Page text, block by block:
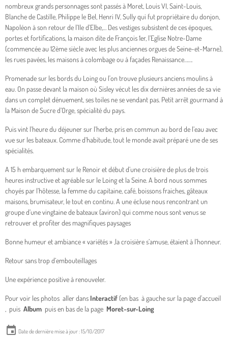
nombreux grands personnages sont passés à Moret, Louis VI, Saint-Louis,
Blanche de Castille, Philippe le Bel, Henri IV, Sully qui fut propriétaire du donjon,
Napoléon à son retour de l’Ile d’Elbe,… Des vestiges subsistent de ces époques,
portes et fortifications, la maison dite de François 1er, l’Eglise Notre-Dame
(commencée au 12ème siècle avec les plus anciennes orgues de Seine-et-Marne),
les rues pavées, les maisons à colombage ou à façades Renaissance…….
Promenade sur les bords du Loing ou l'on trouve plusieurs anciens moulins à
eau. On passe devant la maison où Sisley vécut les dix dernières années de sa vie
dans un complet dénuement, ses toiles ne se vendant pas. Petit arrêt gourmand à
la Maison de Sucre d’Orge, spécialité du pays.
Puis vint l’heure du déjeuner sur l’herbe, pris en commun au bord de l’eau avec
vue sur les bateaux. Comme d’habitude, tout le monde avait préparé une de ses
spécialités.
A 15 h embarquement sur le Renoir et début d’une croisière de plus de trois
heures instructive et agréable sur le Loing et la Seine. A bord nous sommes
choyés par l’hôtesse, la femme du capitaine, café, boissons fraiches, gâteaux
maisons, brumisateur, le tout en continu. A une écluse nous rencontrant un
groupe d’une vingtaine de bateaux (aviron) qui comme nous sont venus se
retrouver et profiter des magnifiques paysages
Bonne humeur et ambiance « variétés » ,la croisière s’amuse, étaient à l’honneur.
Retour sans trop d’embouteillages
Une expérience positive à renouveler.
Pour voir les photos aller dansInteractif (en bas à gauche sur la page d'accueil
, puis Album puis en bas de la page Moret-sur-Loing
Date de dernière mise à jour : 15/10/2017